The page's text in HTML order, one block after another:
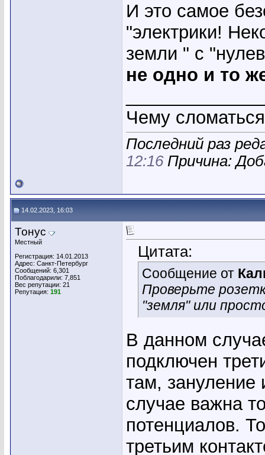
И это самое
"электрики!
земли " с
не одно и то
Чему
Последний раз
12:16Причина:
14.02.2023, 16:03
Тонус
Местный
Регистрация: 14.01.2013
Адрес: Санкт-Петербург
Сообщений: 6,301
Поблагодарили: 7,851
Вес репутации: 21
Репутация: 191
Цитата:
Сообщение от
Проверьте
"земля" или
В данном
подключен
там,
случае важна
потенциалов.
третьим